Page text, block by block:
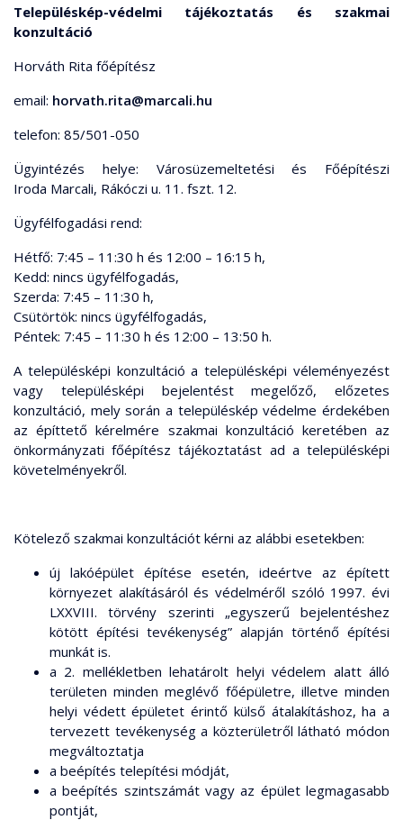
Településkép-védelmi tájékoztatás és szakmai
konzultáció
Horváth Rita főépítész
email: horvath.rita@marcali.hu
telefon: 85/501-050
Ügyintézés helye: Városüzemeltetési és Főépítészi
Iroda Marcali, Rákóczi u. 11. fszt. 12.
Ügyfélfogadási rend:
Hétfő: 7:45 – 11:30 h és 12:00 – 16:15 h,
Kedd: nincs ügyfélfogadás,
Szerda: 7:45 – 11:30 h,
Csütörtök: nincs ügyfélfogadás,
Péntek: 7:45 – 11:30 h és 12:00 – 13:50 h.
A településképi konzultáció a településképi véleményezést
vagy településképi bejelentést megelőző, előzetes
konzultáció, mely során a településkép védelme érdekében
az építtető kérelmére szakmai konzultáció keretében az
önkormányzati főépítész tájékoztatást ad a településképi
követelményekről.
Kötelező szakmai konzultációt kérni az alábbi esetekben:
új lakóépület építése esetén, ideértve az épített
környezet alakításáról és védelméről szóló 1997. évi
LXXVIII. törvény szerinti „egyszerű bejelentéshez
kötött építési tevékenység” alapján történő építési
munkát is.
a 2. mellékletben lehatárolt helyi védelem alatt álló
területen minden meglévő főépületre, illetve minden
helyi védett épületet érintő külső átalakításhoz, ha a
tervezett tevékenység a közterületről látható módon
megváltoztatja
a beépítés telepítési módját,
a beépítés szintszámát vagy az épület legmagasabb
pontját,